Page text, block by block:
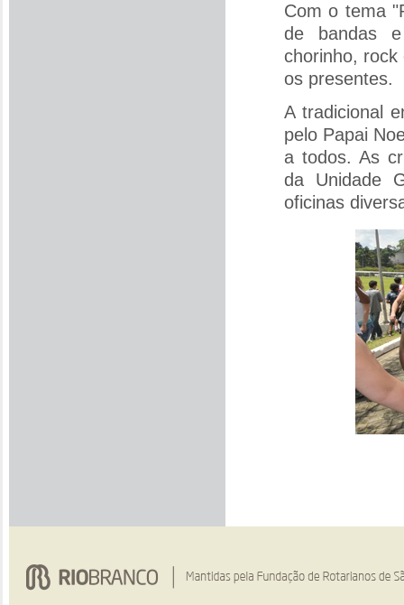
Com o tema
de bandas
chorinho, rock
os presentes.
A tradicional
pelo Papai
a todos. As
da Unidade
oficinas